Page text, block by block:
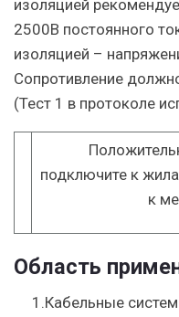
изоляцией
2500В постоянного
изоляцией –
Сопротивление
(Тест 1 в протоколе
подключите к
к
Область
1.Кабельные